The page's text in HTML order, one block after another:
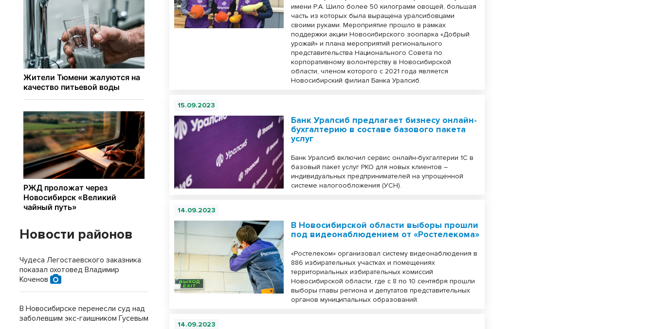
имени Р.А. Шило более 50 килограмм овощей, большая
часть из которых была выращена уралсибовцами
своими руками. Мероприятие прошло в рамках
поддержки акции Новосибирского зоопарка «Добрый
урожай» и плана мероприятий регионального
представительства Национального Совета по
корпоративному волонтерству в Новосибирской
области, членом которого с 2021 года является
Новосибирский филиал Банка Уралсиб.
15.09.2023
Банк Уралсиб предлагает бизнесу онлайн-
бухгалтерию в составе базового пакета
услуг
Банк Уралсиб включил сервис онлайн-бухгалтерии 1С в
базовый пакет услуг РКО для новых клиентов –
индивидуальных предпринимателей на упрощенной
системе налогообложения (УСН).
14.09.2023
В Новосибирской области выборы прошли
под видеонаблюдением от «Ростелекома»
«Ростелеком» организовал систему видеонаблюдения в
886 избирательных участках и помещениях
территориальных избирательных комиссий
Новосибирской области, где с 8 по 10 сентября прошли
выборы главы региона и депутатов представительных
органов муниципальных образований.
14.09.2023
Новости районов
Чудеса Легостаевского заказника
показал охотовед Владимир
Коченов
В Новосибирске перенесли суд над
заболевшим экс-гаишником Гусевым